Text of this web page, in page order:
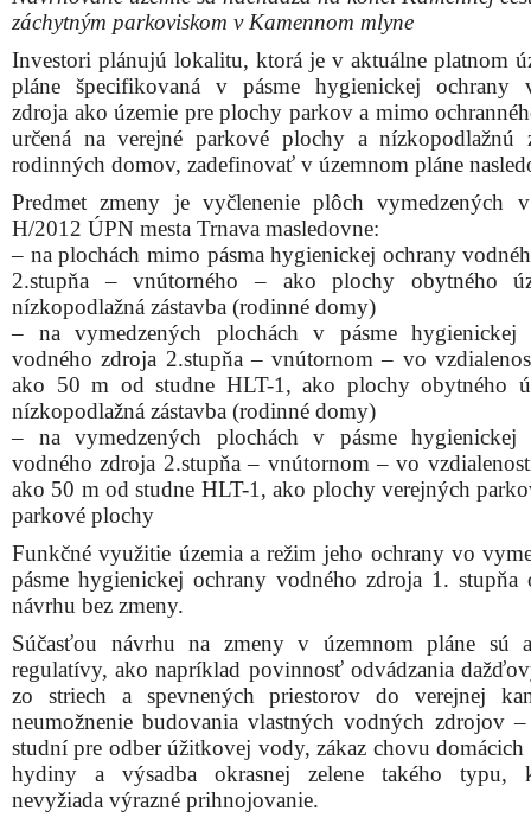
záchytným parkoviskom v Kamennom mlyne
Investori plánujú lokalitu, ktorá je v aktuálne platnom
pláne špecifikovaná v pásme hygienickej ochrany
zdroja ako územie pre plochy parkov a mimo
určená na verejné parkové plochy a nízkopodlažnú
rodinných domov, zadefinovať v územnom pláne
Predmet zmeny je vyčlenenie plôch vymedzených
H/2012 ÚPN mesta Trnava masledovne:
– na plochách mimo pásma hygienickej ochrany
2.stupňa – vnútorného – ako plochy obytného
nízkopodlažná zástavba (rodinné domy)
– na vymedzených plochách v pásme hygienickej
vodného zdroja 2.stupňa – vnútornom – vo
ako 50 m od studne HLT-1, ako plochy obytného
nízkopodlažná zástavba (rodinné domy)
– na vymedzených plochách v pásme hygienickej
vodného zdroja 2.stupňa – vnútornom – vo
ako 50 m od studne HLT-1, ako plochy verejných
parkové plochy
Funkčné využitie územia a režim jeho ochrany vo
pásme hygienickej ochrany vodného zdroja 1. stupňa
návrhu bez zmeny.
Súčasťou návrhu na zmeny v územnom pláne sú
regulatívy, ako napríklad povinnosť odvádzania
zo striech a spevnených priestorov do verejnej
neumožnenie budovania vlastných vodných zdrojov
studní pre odber úžitkovej vody, zákaz chovu domácich
hydiny a výsadba okrasnej zelene takého typu,
nevyžiada výrazné prihnojovanie.